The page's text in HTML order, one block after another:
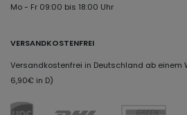
Mo - Fr 09:00 bis 18:00 Uhr
VERSANDKOSTENFREI
Versandkostenfrei in Deutschland ab einem
6,90€ in D)